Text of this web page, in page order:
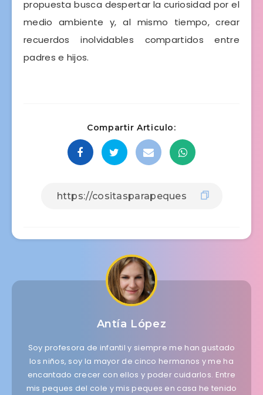
propuesta busca despertar la curiosidad por el
medio ambiente y, al mismo tiempo, crear
recuerdos inolvidables compartidos entre
padres e hijos.
Compartir Articulo:
Antía López
Soy profesora de infantil y siempre me han gustado
los niños, soy la mayor de cinco hermanos y me ha
encantado crecer con ellos y poder cuidarlos. Entre
mis peques del cole y mis peques en casa he tenido